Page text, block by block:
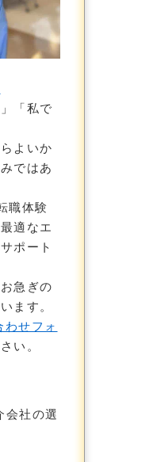
「私で
よいか
ではあ
職体験
適なエ
ポート
急ぎの
ます。
わせフォ
い。
会社の選